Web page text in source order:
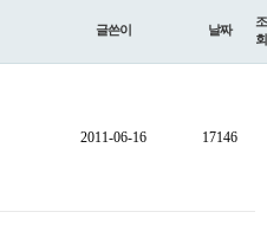
글쓴이 날짜
조
회
2011-06-16 17146